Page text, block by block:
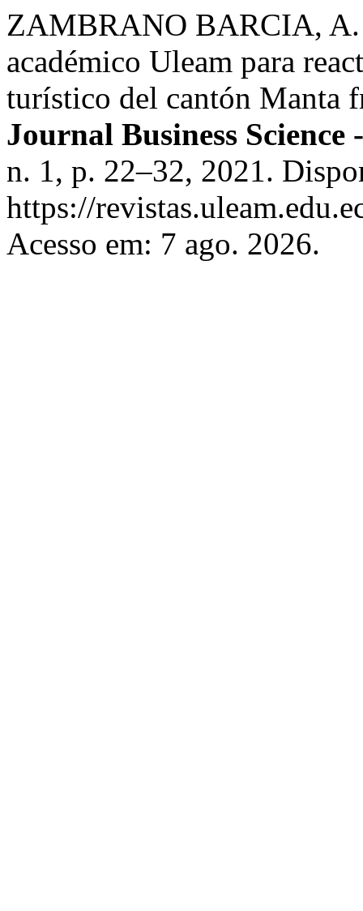
ZAMBRANO BARCIA,
académico Uleam para
turístico del cantón Manta
Journal Business Science
n. 1, p. 22–32, 2021.
https://
Acesso em: 7 ago. 2026.